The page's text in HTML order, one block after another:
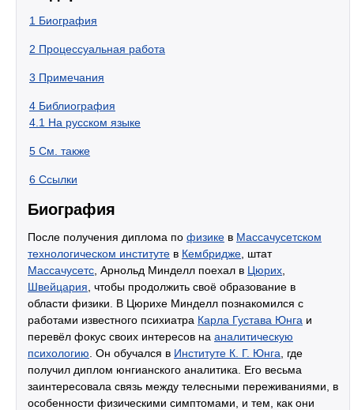
1 Биография
2 Процессуальная работа
3 Примечания
4 Библиография
4.1 На русском языке
5 См. также
6 Ссылки
Биография
После получения диплома по физике в Массачусетском
технологическом институте в Кембридже , штат
Массачусетс , Арнольд Минделл поехал в Цюрих
Швейцария , чтобы продолжить своё образование в
области физики. В Цюрихе Минделл познакомился с
работами известного психиатра Карла Густава Юнга и
перевёл фокус своих интересов на аналитическую
психологию . Он обучался в Институте К. Г. Юнга , где
получил диплом юнгианского аналитика. Его весьма
заинтересовала связь между телесными переживаниями, в
особенности физическими симптомами, и тем, как они